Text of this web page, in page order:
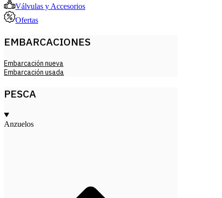
Válvulas y Accesorios
Ofertas
EMBARCACIONES
Embarcación nueva
Embarcación usada
PESCA
Anzuelos